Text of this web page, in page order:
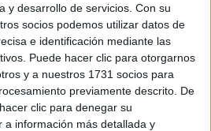
y desarrollo de servicios. Con su
socios podemos utilizar datos de
e identificación mediante las
Puede hacer clic para otorgarnos
y a nuestros 1731 socios para
previamente descrito. De
clic para denegar su
a información más detallada y